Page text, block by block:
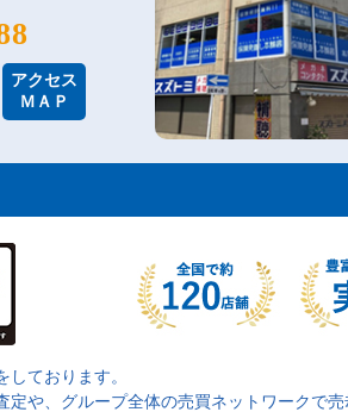
アクセス
ＭＡＰ
ております。
や、グループ全体の売買ネットワークで売